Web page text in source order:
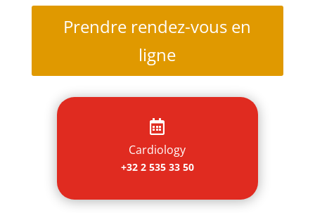
Prendre rendez-vous en
ligne

Cardiology
+32 2 535 33 50